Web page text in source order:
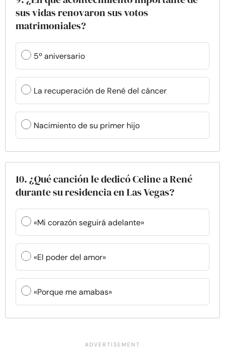
sus vidas renovaron sus votos
matrimoniales?
5º aniversario
La recuperación de René del cáncer
Nacimiento de su primer hijo
10. ¿Qué canción le dedicó Celine a René
durante su residencia en Las Vegas?
«Mi corazón seguirá adelante»
«El poder del amor»
«Porque me amabas»